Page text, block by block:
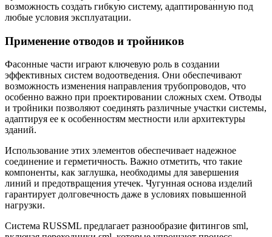
возможность создать гибкую систему, адаптированную под
любые условия эксплуатации.
Применение отводов и тройников
Фасонные части играют ключевую роль в создании
эффективных систем водоотведения. Они обеспечивают
возможность изменения направления трубопроводов, что
особенно важно при проектировании сложных схем. Отводы
и тройники позволяют соединять различные участки системы,
адаптируя ее к особенностям местности или архитектуры
зданий.
Использование этих элементов обеспечивает надежное
соединение и герметичность. Важно отметить, что такие
компоненты, как заглушка, необходимы для завершения
линий и предотвращения утечек. Чугунная основа изделий
гарантирует долговечность даже в условиях повышенной
нагрузки.
Система RUSSML предлагает разнообразие фитингов sml,